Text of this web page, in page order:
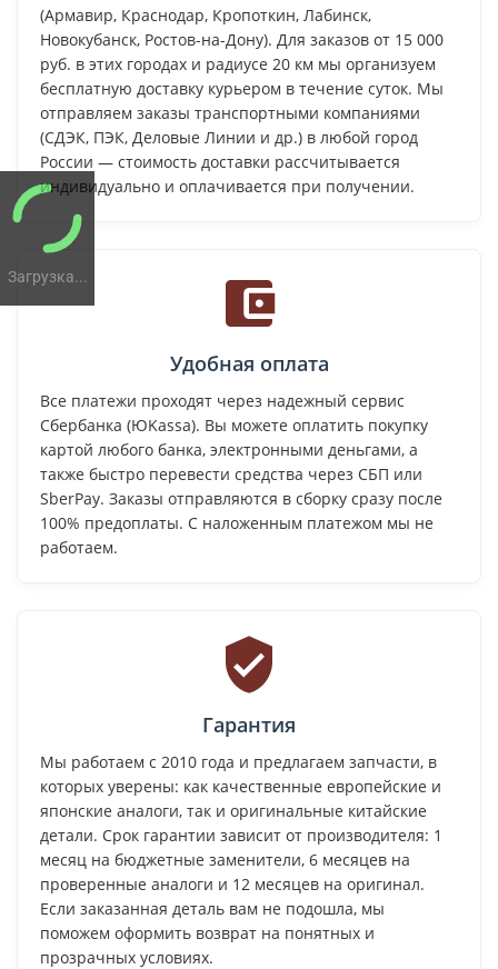
Загрузка...
(Армавир, Краснодар, Кропоткин, Лабинск,
Новокубанск, Ростов-на-Дону). Для заказов от 15 000
руб. в этих городах и радиусе 20 км мы организуем
бесплатную доставку курьером в течение суток. Мы
отправляем заказы транспортными компаниями
(СДЭК, ПЭК, Деловые Линии и др.) в любой город
России — стоимость доставки рассчитывается
индивидуально и оплачивается при получении.
Удобная оплата
Все платежи проходят через надежный сервис
Сбербанка (ЮKassa). Вы можете оплатить покупку
картой любого банка, электронными деньгами, а
также быстро перевести средства через СБП или
SberPay. Заказы отправляются в сборку сразу после
100% предоплаты. С наложенным платежом мы не
работаем.
Гарантия
Мы работаем с 2010 года и предлагаем запчасти, в
которых уверены: как качественные европейские и
японские аналоги, так и оригинальные китайские
детали. Срок гарантии зависит от производителя: 1
месяц на бюджетные заменители, 6 месяцев на
проверенные аналоги и 12 месяцев на оригинал.
Если заказанная деталь вам не подошла, мы
поможем оформить возврат на понятных и
прозрачных условиях.